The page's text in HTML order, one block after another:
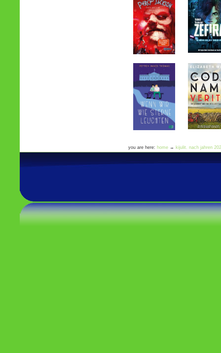
you are here: home → kijulit. nach jahren